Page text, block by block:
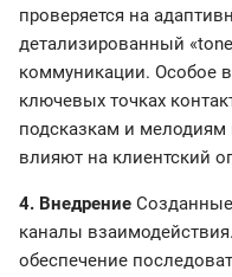
проверяется на
детализированный
коммуникации. Особое
ключевых точках
подсказкам и
влияют на клиентский
4. Внедрение Созданные
каналы
обеспечение